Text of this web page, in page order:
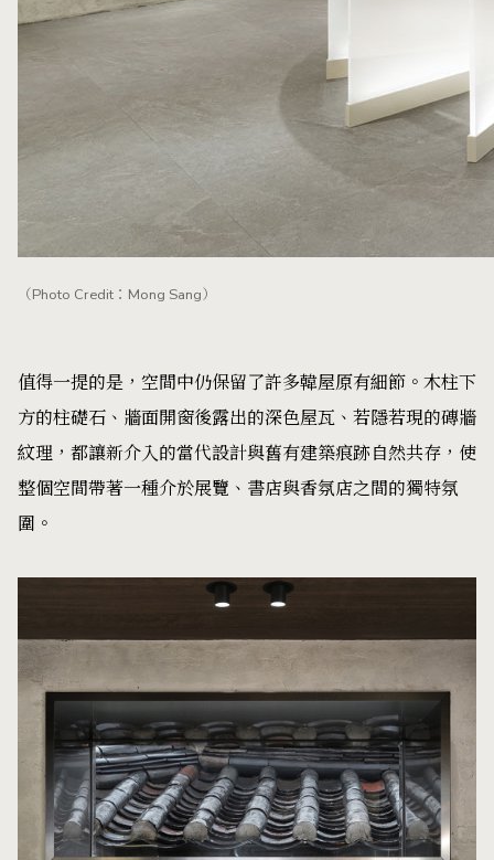
（Photo Credit：Mong Sang）
值得一提的是，空間中仍保留了許多韓屋原有細節。木柱下
方的柱礎石、牆面開窗後露出的深色屋瓦、若隱若現的磚牆
紋理，都讓新介入的當代設計與舊有建築痕跡自然共存，使
整個空間帶著一種介於展覽、書店與香氛店之間的獨特氛
圍。